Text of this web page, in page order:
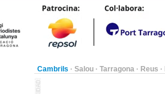
Cambrils · Salou · Tarragona · Reus ·